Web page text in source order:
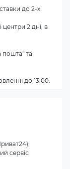
до 2-х
2 дні, в
пошта" та
до 13.00.
сервіс